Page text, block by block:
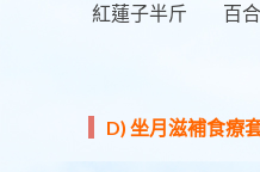
紅蓮子半斤 百合
D) 坐月滋補食療